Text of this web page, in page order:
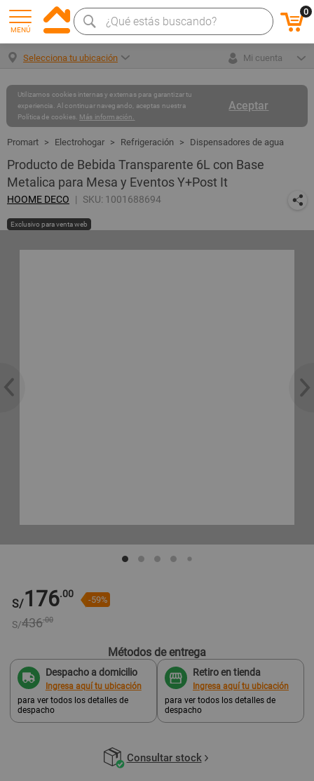
MENÚ
0
Selecciona tu ubicación Mi cuenta
Aceptar
Utilizamos cookies internas y externas para garantizar tu
experiencia. Al continuar navegando, aceptas nuestra
Política de cookies. Más información.
Electrohogar Refrigeración Dispensadores de agua
Producto de Bebida Transparente 6L con Base
Metalica para Mesa y Eventos Y+Post It
HOOME DECO SKU: 1001688694
Exclusivo para venta web
S/176.00 -59%
S/436.00
Métodos de entrega
Despacho a domicilio
Ingresa aquí tu ubicación
para ver todos los detalles de
despacho
Retiro en tienda
Ingresa aquí tu ubicación
para ver todos los detalles de
despacho
Consultar stock